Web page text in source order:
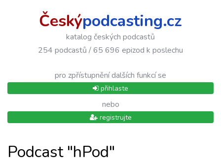
Českýpodcasting.cz
katalog českých podcastů
254 podcastů / 65 696 epizod k poslechu
pro zpřístupnění dalších funkcí se
přihlaste
nebo
registrujte
Podcast "hPod"